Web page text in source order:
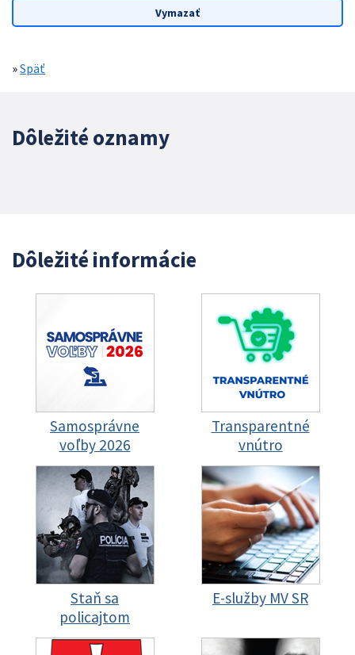
»Späť
Dôležité oznamy
Dôležité informácie
Samosprávne
voľby 2026
Transparentné
vnútro
Staň sa
policajtom
E-služby MV SR